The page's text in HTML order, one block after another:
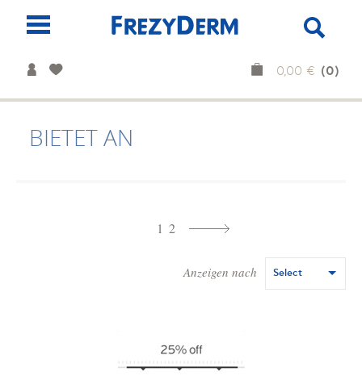
(0)
0,00 €
BIETET AN
1 2
Anzeigen nach Select